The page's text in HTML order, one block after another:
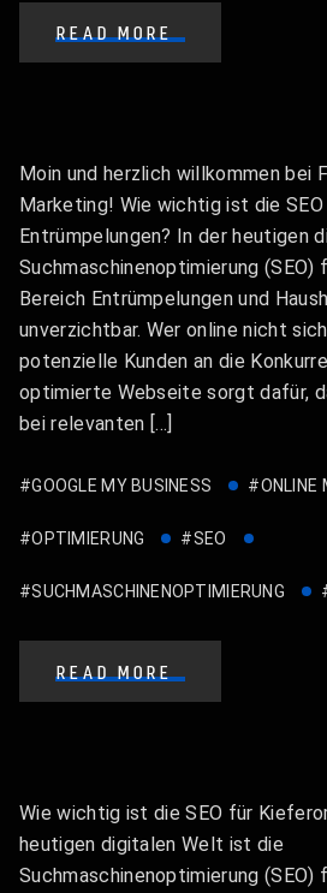
READ MORE
Moin und herzlich willkommen bei
Marketing! Wie wichtig ist die
Entrümpelungen? In der heutigen
Suchmaschinenoptimierung (SEO)
Bereich Entrümpelungen und
unverzichtbar. Wer online nicht
potenzielle Kunden an die
optimierte Webseite sorgt dafür,
bei relevanten […]
#GOOGLE MY BUSINESS #ONLINE
#OPTIMIERUNG #SEO
#SUCHMASCHINENOPTIMIERUNG
READ MORE
Wie wichtig ist die SEO für
heutigen digitalen Welt ist die
Suchmaschinenoptimierung